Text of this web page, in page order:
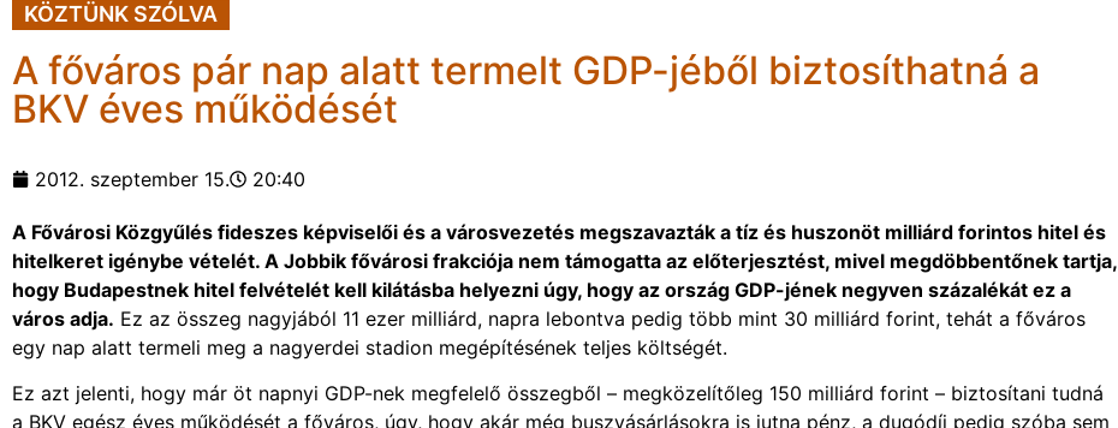
KÖZTÜNK SZÓLVA
A főváros pár nap alatt termelt GDP-jéből biztosíthatná a
BKV éves működését
2012. szeptember 15. 20:40
A Fővárosi Közgyűlés fideszes képviselői és a városvezetés megszavazták a tíz és huszonöt milliárd forintos hitel és
hitelkeret igénybe vételét. A Jobbik fővárosi frakciója nem támogatta az előterjesztést, mivel megdöbbentőnek tartja,
hogy Budapestnek hitel felvételét kell kilátásba helyezni úgy, hogy az ország GDP-jének negyven százalékát ez a
város adja. Ez az összeg nagyjából 11 ezer milliárd, napra lebontva pedig több mint 30 milliárd forint, tehát a főváros
egy nap alatt termeli meg a nagyerdei stadion megépítésének teljes költségét.
Ez azt jelenti, hogy már öt napnyi GDP-nek megfelelő összegből – megközelítőleg 150 milliárd forint – biztosítani tudná
a BKV egész éves működését a főváros, úgy, hogy akár még buszvásárlásokra is jutna pénz, a dugódíj pedig szóba sem